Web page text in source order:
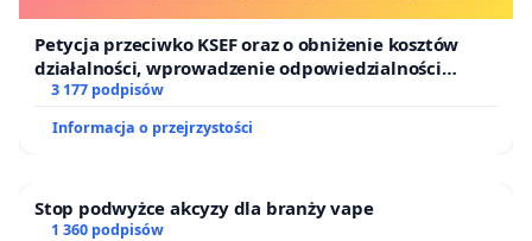
Petycja przeciwko KSEF oraz o obniżenie kosztów
działalności, wprowadzenie odpowiedzialności
finansowej kluczowych urzędników i sędziów
3 177 podpisów
Informacja o przejrzystości
Stop podwyżce akcyzy dla branży vape
1 360 podpisów